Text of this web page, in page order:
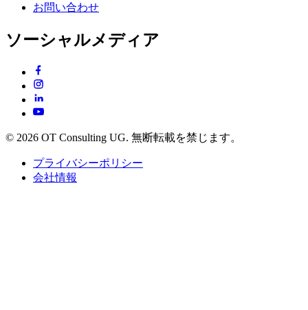
お問い合わせ
ソーシャルメディア
© 2026 OT Consulting UG. 無断転載を禁じます。
プライバシーポリシー
会社情報